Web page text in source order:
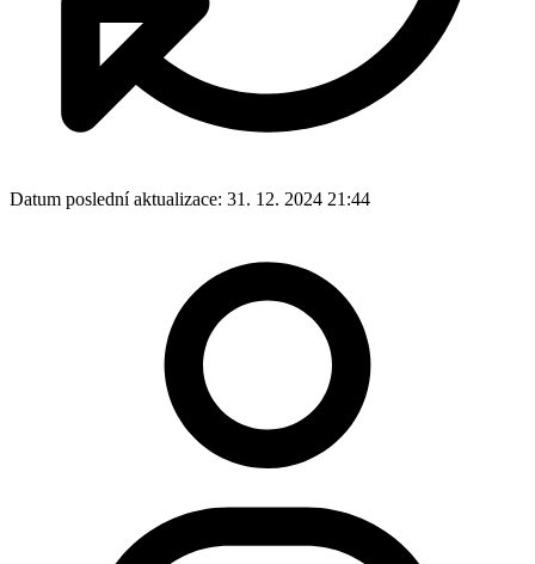
Datum poslední aktualizace: 31. 12. 2024 21:44